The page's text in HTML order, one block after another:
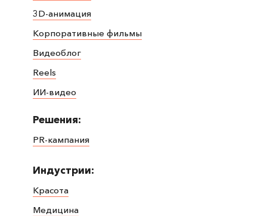
3D-анимация
Корпоративные фильмы
Видеоблог
Reels
ИИ-видео
Решения:
PR-кампания
Индустрии:
Красота
Медицина